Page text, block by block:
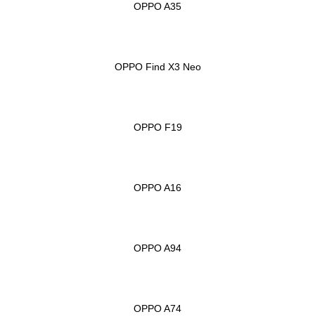
OPPO A35
OPPO Find X3 Neo
OPPO F19
OPPO A16
OPPO A94
OPPO A74